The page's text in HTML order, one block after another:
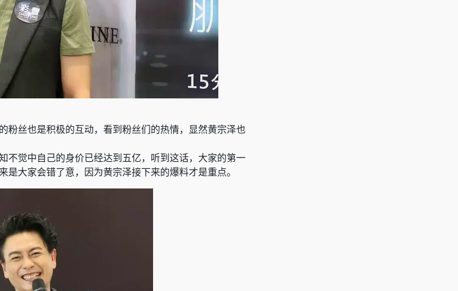
粉丝也是积极的互动，看到粉丝们的热情，显然黄宗泽也
不觉中自己的身价已经达到五亿，听到这话，大家的第一
大家会错了意，因为黄宗泽接下来的爆料才是重点。